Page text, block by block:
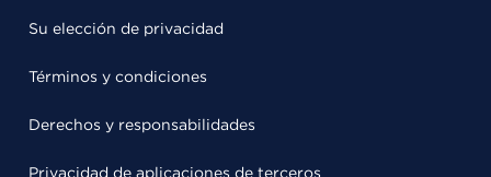
Su elección de privacidad
Términos y condiciones
Derechos y responsabilidades
Privacidad de aplicaciones de terceros